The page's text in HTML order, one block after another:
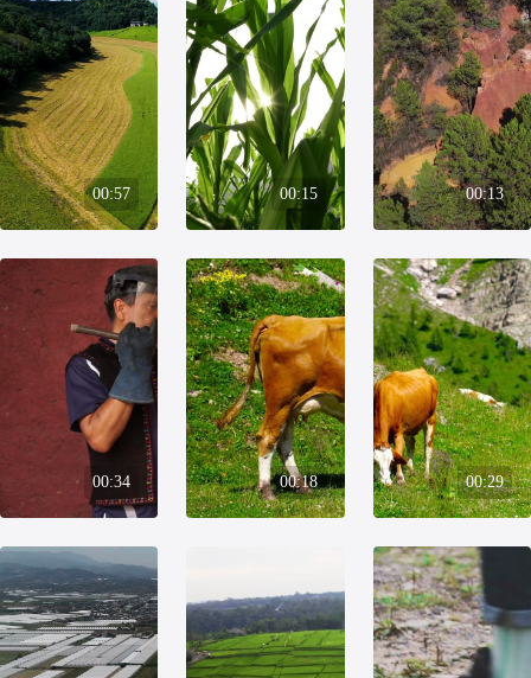
00:57 00:15 00:13
00:34 00:18 00:29